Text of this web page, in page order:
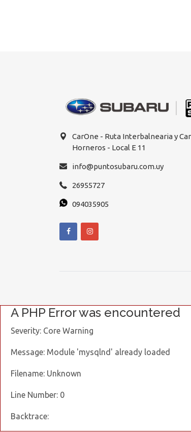
CarOne - Ruta Interbalnearia y
Horneros - Local E 11
info@puntosubaru.com.uy
26955727
094035905
A PHP Error was encountered
Severity: Core Warning
Message: Module 'mysqlnd' already loaded
Filename: Unknown
Line Number: 0
Backtrace: